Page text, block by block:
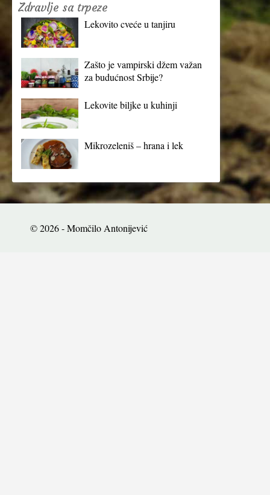
Zdravlje sa trpeze
Lekovito cveće u tanjiru
Zašto je vampirski džem važan
za budućnost Srbije?
Lekovite biljke u kuhinji
Mikrozeleniš – hrana i lek
© 2026 - Momčilo Antonijević